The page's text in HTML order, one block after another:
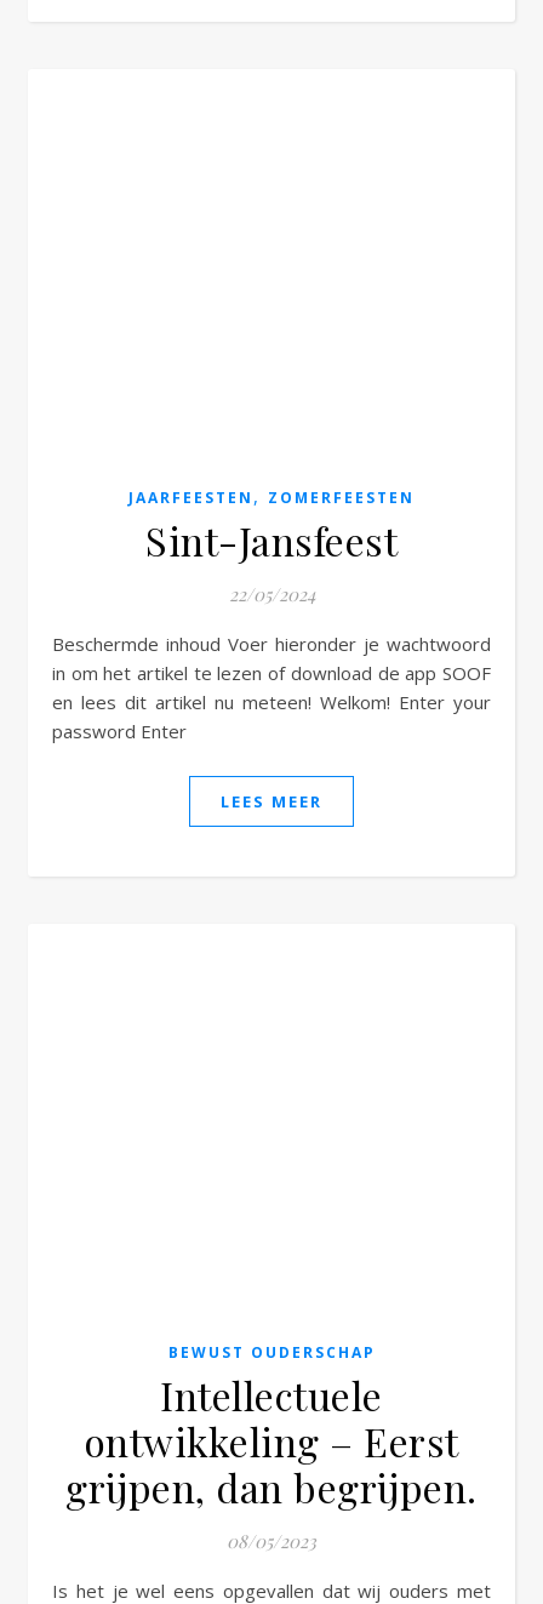
JAARFEESTEN , ZOMERFEESTEN
Sint-Jansfeest
22/05/2024
Beschermde inhoud Voer hieronder je wachtwoord
in om het artikel te lezen of download de app SOOF
en lees dit artikel nu meteen! Welkom! Enter your
password Enter
LEES MEER
BEWUST OUDERSCHAP
Intellectuele
ontwikkeling – Eerst
grijpen, dan begrijpen.
08/05/2023
Is het je wel eens opgevallen dat wij ouders met